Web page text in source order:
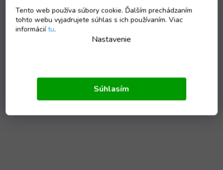
Tento web používa súbory cookie. Ďalším prechádzaním
tohto webu vyjadrujete súhlas s ich používaním. Viac
informáciítu.
Nastavenie
Súhlasím